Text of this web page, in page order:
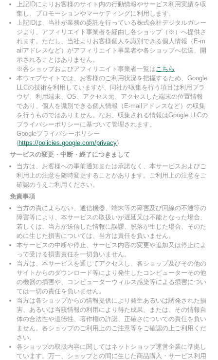
上記IDによりお客様のサイト内の行動情報やサービス利用実績を収
集し、プロモーションやマーケティングに利用します。
上記IDは、当社が業務の委託を行っている株式会社デジタルガレー
ジより、アフィリエイト事業者を経由し各ショップ（※）へ提供さ
れます。ただし、当社よりお客様個人を識別できる個人情報（E-m
ailアドレスなど）がアフィリエイト事業者や各ショップへ伝送、開
示されることはありません。
※各ショップおよびアフィリエイト事業者一覧はこちら
本ウェブサイトでは、お客様のご利用状況を把握するため、Google
LLCの技術を利用していますが、同社が収集を行う項目は利用ブラ
ウザ、利用端末、OS、アクセス元、アクセスした端末の位置情報
であり、個人を識別できる個人情報（E-mailアドレスなど）の収集
を行うものではありません。なお、収集される情報はGoogle LLCの
プライバシーポリシーに基づいて管理されます。
Googleプライバシーポリシー
(https://policies.google.com/privacy)
サービスの変更・中断・終了につきまして
当方は、お客様への事前通知または承諾なく、本サービスおよびご
利用上の注意を随時変更することがあります。ご利用上の注意をご
確認のうえご利用ください。
免責事項
当方の責によらない、通信機器、端末等の障害及び回線の不通等の
障害等により、本サービスの取扱いが遅延又は不能となった場合、
若しくは、当方が送信した情報に誤謬、脱落が生じた場合、そのた
めに生じた損害については、当方は責任を負いません。
本サービスの中断や停止、サービス内容の変更や追加又は停止によ
って受ける損害責任を一切負いません。
当方は、本サービスを通じてアクセスし、各ショップ及びその他の
サイトからのダウンロード等により発生したコンピューターその他
の機器の損害や、コンピューターウィルス感染等による損害につい
ては一切の責任を負いません。
当方は各ショップからの情報提供により発生あるいは誘発された損
害、あるいは当該情報の利用により得た成果、または、その情報自
体の合法性や道徳性、著作権の許諾、正確さについての責任を負い
ません。各ショップのご利用上のご注意等をご確認の上ご利用くだ
さい。
各ショップの取扱内容に関してはネットショップ運営企業に準拠し
ています。万一、ショップとの間に生じた商品購入・サービス利用